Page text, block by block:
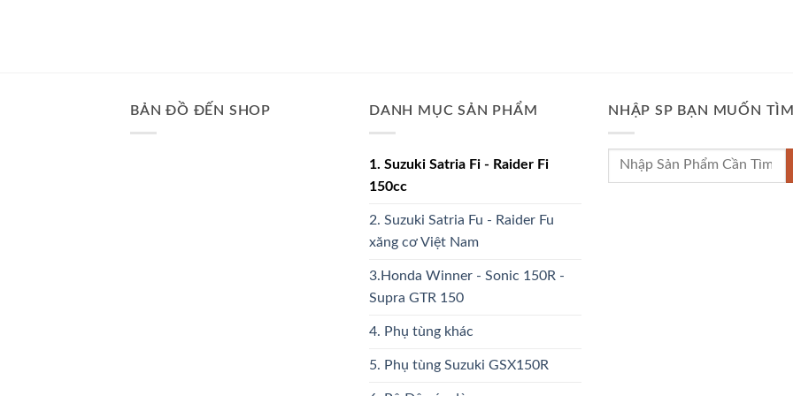
BẢN ĐỒ ĐẾN SHOP DANH MỤC SẢN PHẨM
1. Suzuki Satria Fi - Raider Fi
150cc
2. Suzuki Satria Fu - Raider Fu
xăng cơ Việt Nam
3.Honda Winner - Sonic 150R -
Supra GTR 150
4. Phụ tùng khác
5. Phụ tùng Suzuki GSX150R
NHẬP SP BẠN MUỐN TÌM
Tìm